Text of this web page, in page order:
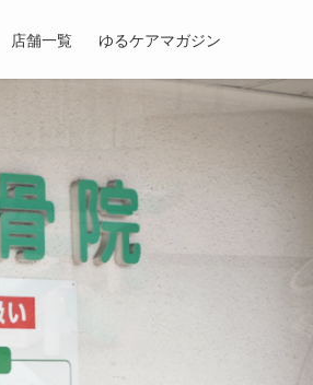
店舗一覧 ゆるケアマガジン